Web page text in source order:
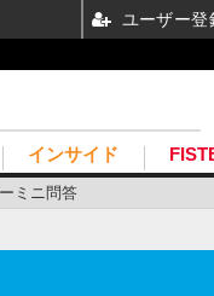
ミニ問答
インサイド
ユーザー登